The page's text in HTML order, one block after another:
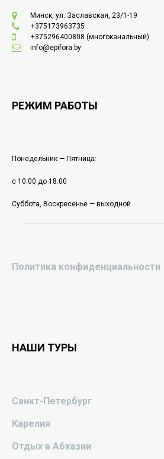
Минск, ул. Заславская, 23/1-19
+375173963735
+375296400808 (многоканальный)
info@epifora.by
РЕЖИМ РАБОТЫ
Понедельник — Пятница:
с 10.00 до 18.00
Суббота, Воскресенье — выходной
Политика конфиденциальности
НАШИ ТУРЫ
Санкт-Петербург
Карелия
Отдых в Абхазии